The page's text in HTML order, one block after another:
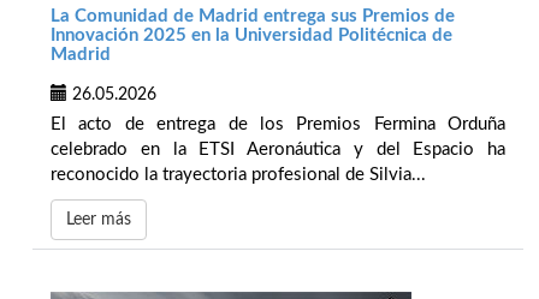
La Comunidad de Madrid entrega sus Premios de
Innovación 2025 en la Universidad Politécnica de
Madrid
26.05.2026
El acto de entrega de los Premios Fermina Orduña
celebrado en la ETSI Aeronáutica y del Espacio ha
reconocido la trayectoria profesional de Silvia...
Leer más